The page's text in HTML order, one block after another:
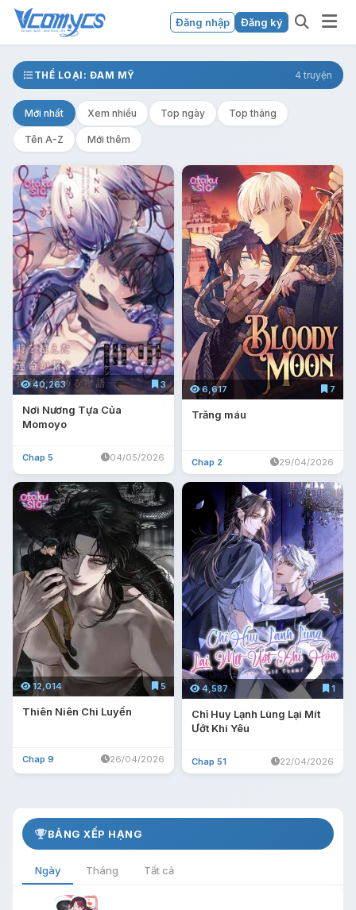
Đăng nhập Đăng ký
THỂ LOẠI: ĐAM MỸ 4 truyện
Mới nhất Xem nhiều Top ngày Top tháng
Tên A-Z Mới thêm
40,263 3
Nơi Nương Tựa Của
Momoyo
Chap 5 04/05/2026
6,617 7
Trăng máu
Chap 2 29/04/2026
12,014 5
Thiên Niên Chi Luyến
Chap 9 26/04/2026
4,587 1
Chỉ Huy Lạnh Lùng Lại Mít
Ướt Khi Yêu
Chap 51 22/04/2026
BẢNG XẾP HẠNG
Ngày Tháng Tất cả